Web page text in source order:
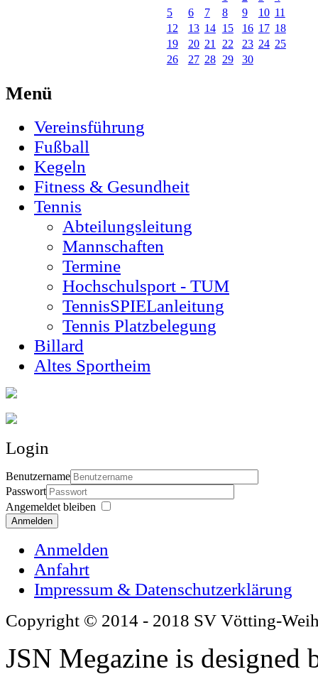
5
6 7 8 9 10 11
12
13 14 15 16 17 18
19
20 21 22 23 24 25
26
27 28 29 30
Menü
Vereinsführung
Fußball
Kegeln
Fitness & Gesundheit
Tennis
Abteilungsleitung
Mannschaften
Termine
Hochschulsport - TUM
TennisSPIELanleitung
Tennis Platzbelegung
Billard
Altes Sportheim
Login
Benutzername
Passwort
Angemeldet bleiben
Anmelden
Anmelden
Anfahrt
Impressum & Datenschutzerklärung
Copyright © 2014 - 2018 SV Vötting-
JSN Megazine is designed